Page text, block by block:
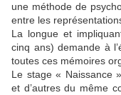
une méthode de
entre les
La longue et
cinq ans) demande à
toutes ces mémoires
Le stage « Naissance
et d’autres du même